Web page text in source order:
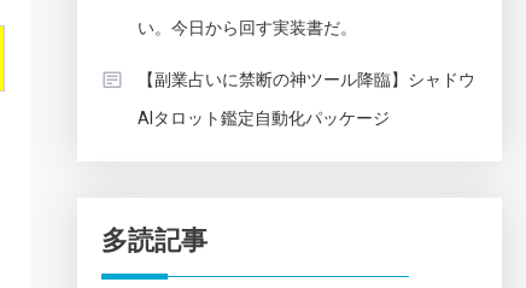
い。今日から回す実装書だ。
【副業占いに禁断の神ツール降臨】シャドウ
AIタロット鑑定自動化パッケージ
多読記事